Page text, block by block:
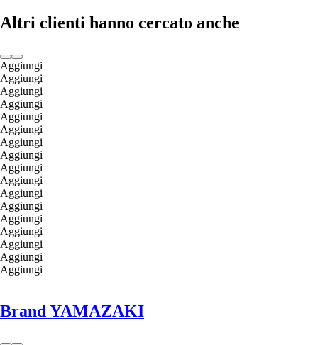
Altri clienti hanno cercato anche
Aggiungi
Aggiungi
Aggiungi
Aggiungi
Aggiungi
Aggiungi
Aggiungi
Aggiungi
Aggiungi
Aggiungi
Aggiungi
Aggiungi
Aggiungi
Aggiungi
Aggiungi
Aggiungi
Aggiungi
Brand YAMAZAKI